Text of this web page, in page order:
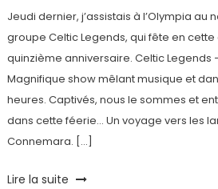
Jeudi dernier, j’assistais à l’Olympia au
groupe Celtic Legends, qui fête en cette
quinzième anniversaire. Celtic Legends
Magnifique show mêlant musique et
heures. Captivés, nous le sommes et
dans cette féerie… Un voyage vers les
Connemara. […]
Tagged
Lire la suite